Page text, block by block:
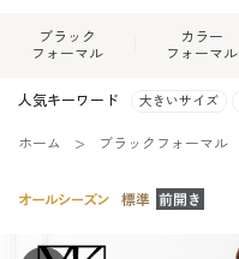
ブラック
フォーマル
カラー
フォーマル
人気キーワード 大きいサイズ
ホーム ブラックフォーマル